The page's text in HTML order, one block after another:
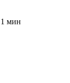
1 мин